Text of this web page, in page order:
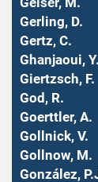
Gerling, D.
Gertz, C.
Ghanjaoui, Y.
Giertzsch, F.
God, R.
Goerttler, A.
Gollnick, V.
Gollnow, M.
González,